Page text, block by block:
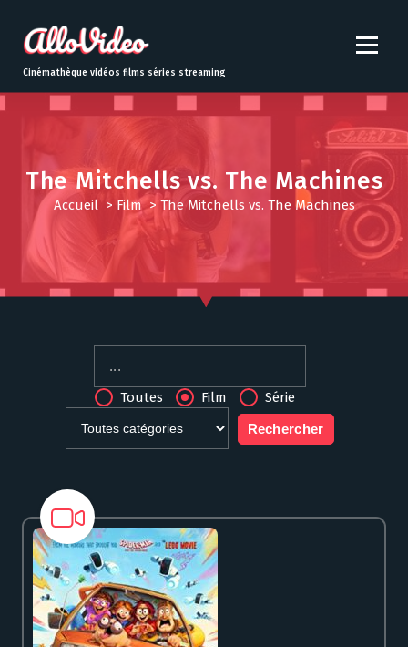
t
o
Cinémathèque vidéos films séries streaming
The Mitchells vs. The Machines
Accueil> Film> The Mitchells vs. The Machines
Toutes Film Série